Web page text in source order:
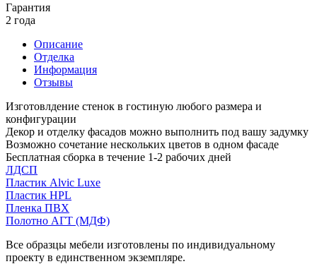
Гарантия
2 года
Описание
Отделка
Информация
Отзывы
Изготовлдение стенок в гостиную любого размера и
конфигурации
Декор и отделку фасадов можно выполнить под вашу задумку
Возможно сочетание нескольких цветов в одном фасаде
Бесплатная сборка в течение 1-2 рабочих дней
ЛДСП
Пластик Alvic Luxe
Пластик HPL
Пленка ПВХ
Полотно АГТ (МДФ)
Все образцы мебели изготовлены по индивидуальному
проекту в единственном экземпляре.